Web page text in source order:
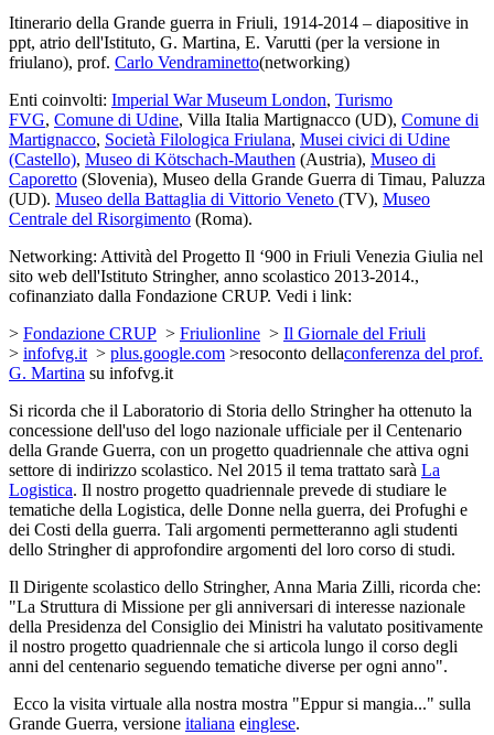
Itinerario della Grande guerra in Friuli, 1914-2014 – diapositive in
ppt, atrio dell'Istituto, G. Martina, E. Varutti (per la versione in
friulano), prof. Carlo Vendraminetto(networking)
Enti coinvolti: Imperial War Museum London, Turismo
FVG, Comune di Udine, Villa Italia Martignacco (UD), Comune di
Martignacco, Società Filologica Friulana, Musei civici di Udine
(Castello), Museo di Kötschach-Mauthen (Austria), Museo di
Caporetto (Slovenia), Museo della Grande Guerra di Timau, Paluzza
(UD). Museo della Battaglia di Vittorio Veneto (TV), Museo
Centrale del Risorgimento (Roma).
Networking: Attività del Progetto Il ‘900 in Friuli Venezia Giulia nel
sito web dell'Istituto Stringher, anno scolastico 2013-2014.,
cofinanziato dalla Fondazione CRUP. Vedi i link:
> Fondazione CRUP > Friulionline > Il Giornale del Friuli
> infofvg.it > plus.google.com >resoconto dellaconferenza del prof.
G. Martina su infofvg.it
Si ricorda che il Laboratorio di Storia dello Stringher ha ottenuto la
concessione dell'uso del logo nazionale ufficiale per il Centenario
della Grande Guerra, con un progetto quadriennale che attiva ogni
settore di indirizzo scolastico. Nel 2015 il tema trattato sarà La
Logistica. Il nostro progetto quadriennale prevede di studiare le
tematiche della Logistica, delle Donne nella guerra, dei Profughi e
dei Costi della guerra. Tali argomenti permetteranno agli studenti
dello Stringher di approfondire argomenti del loro corso di studi.
Il Dirigente scolastico dello Stringher, Anna Maria Zilli, ricorda che:
"La Struttura di Missione per gli anniversari di interesse nazionale
della Presidenza del Consiglio dei Ministri ha valutato positivamente
il nostro progetto quadriennale che si articola lungo il corso degli
anni del centenario seguendo tematiche diverse per ogni anno".
Ecco la visita virtuale alla nostra mostra "Eppur si mangia..." sulla
Grande Guerra, versione italiana einglese.